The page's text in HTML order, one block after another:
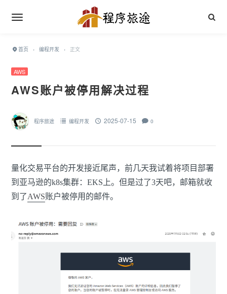
首页 › 编程开发 › 正文
AWS
AWS账户被停用解决过程
程序旅途 编程开发 2025-07-15 0
量化交易平台的开发接近尾声，前几天我试着将项目部署
到亚马逊的k8s集群：EKS上。但是过了3天吧，邮箱就收
到了AWS账户被停用的邮件。